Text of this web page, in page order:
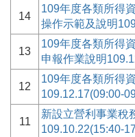
14
109年度各類所得
操作示範及說明
13
109年度各類所得
申報作業說明
12
109年度各類所得
109.12.17(09:00-
11
新設立營利事業稅
109.10.22(15:40-